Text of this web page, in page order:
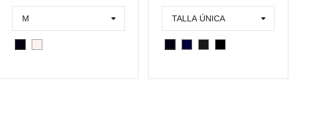
NEGRO
CAVA NEGRO
MARINO
GRAFITO
MARRON